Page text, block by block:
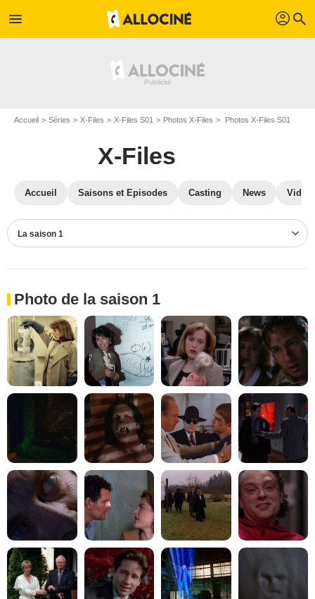
menu profil search
Accueil Séries X-Files X-Files S01 Photos X-Files Photos X-Files S01
X-Files
Accueil Saisons et Episodes Casting News
La saison 1
Photo de la saison 1